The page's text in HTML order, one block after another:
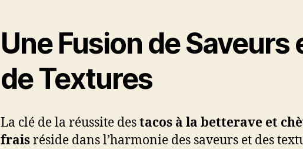
Une Fusion de Saveurs
de Textures
La clé de la réussite destacos à la betterave et
fraisréside dans l’harmonie des saveurs et des